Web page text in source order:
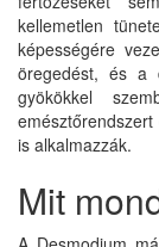
kellemetlen
képességére
öregedést, és a
gyökökkel
is alkalmazzák.
Mit